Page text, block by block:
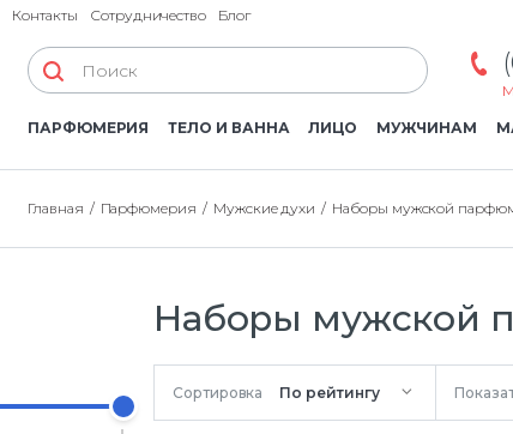
Контакты Сотрудничество Блог
ПАРФЮМЕРИЯ ТЕЛО И ВАННА ЛИЦО МУЖЧИНАМ
Главная Парфюмерия Мужские духи Наборы мужской
Наборы мужской
Сортировка